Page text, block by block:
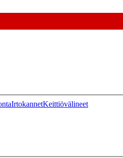
IrtokannetKeittiövälineet